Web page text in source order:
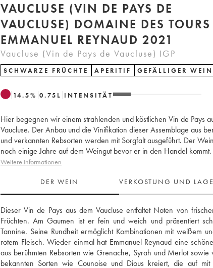
VAUCLUSE (VIN DE PAYS DE
VAUCLUSE) DOMAINE DES TOURS
EMMANUEL REYNAUD 2021
Vaucluse (Vin de Pays de Vaucluse) IGP
SCHWARZE FRÜCHTE APERITIF GEFÄLLIGER WEIN
14.5% 0.75 L INTENSITÄT
Hier begegnen wir einem strahlenden und köstlichen Vin de Pays
Vaucluse. Der Anbau und die Vinifikation dieser Assemblage aus
und verkannten Rebsorten werden mit Sorgfalt ausgeführt. Der
noch einige Jahre auf dem Weingut bevor er in den Handel kommt.
Weitere Informationen
DER WEIN VERKOSTUNG UND
Dieser Vin de Pays aus dem Vaucluse entfaltet Noten von
Früchten. Am Gaumen ist er fein und weich und präsentiert
Tannine. Seine Rundheit ermöglicht Kombinationen mit weißem
rotem Fleisch. Wieder einmal hat Emmanuel Reynaud eine
aus berühmten Rebsorten wie Grenache, Syrah und Merlot sowie
bekannten Sorten wie Counoise und Dious kreiert, die auf mit